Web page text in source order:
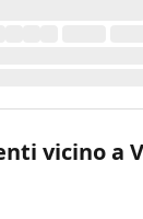
vicino a